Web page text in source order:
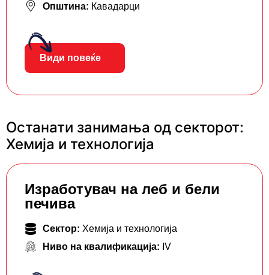
Општина: Кавадарци
Види повеќе
Останати занимања од секторот:
Хемија и технологија
Изработувач на леб и бели
печива
Сектор: Хемија и технологија
Ниво на квалификација: IV